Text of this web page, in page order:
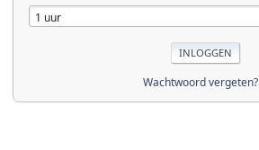
Wachtwoord vergeten?